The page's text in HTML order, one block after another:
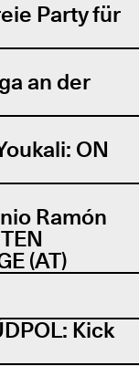
Party für
an der
ON
Ramón
(AT)
Kick